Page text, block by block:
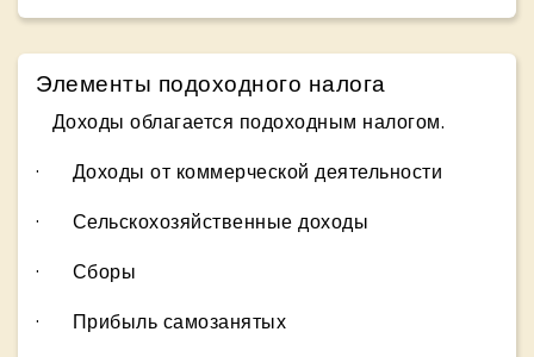
Элементы подоходного налога
Доходы облагается подоходным налогом.
· Доходы от коммерческой деятельности
· Сельскохозяйственные доходы
· Сборы
· Прибыль самозанятых